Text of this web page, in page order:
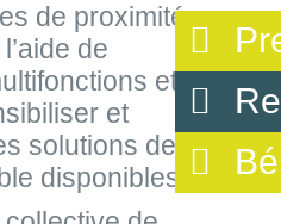
de proximité
de
et de
et
solutions de
disponibles ;